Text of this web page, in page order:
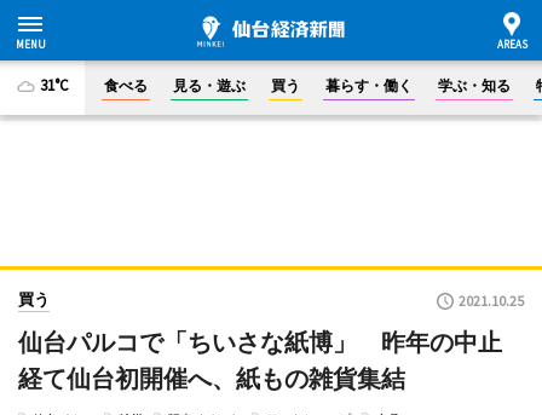
31°C 食べる 見る・遊ぶ 買う 暮らす・働く 学ぶ・知る
買う 2021.10.25
仙台パルコで「ちいさな紙博」 昨年の中止
経て仙台初開催へ、紙もの雑貨集結